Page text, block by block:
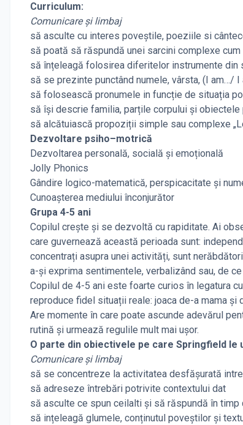
Curriculum:
Comunicare și limbaj
să asculte cu interes poveștile, poeziile si
să poată să răspundă unei sarcini complexe
să înțeleagă folosirea diferitelor instrumente din
să se prezinte punctând numele, vârsta, (I am…/ I
să folosească pronumele in funcție de situația
să își descrie familia, parțile corpului și
să alcătuiască propoziții simple sau complexe
Dezvoltare psiho–motrică
Dezvoltarea personală, socială și emoțională
Jolly Phonics
Gândire logico-matematică, perspicacitate și
Cunoașterea mediului înconjurător
Grupa 4-5 ani
Copilul crește și se dezvoltă cu rapiditate. Ai
care guvernează această perioada sunt:
concentrați asupra unei activități, sunt
a-și exprima sentimentele, verbalizând sau, de
Copilul de 4-5 ani este foarte curios în legatura
reproduce fidel situații reale: joaca de-a mama și
Are momente în care poate ascunde adevărul
rutină și urmează regulile mult mai ușor.
O parte din obiectivele pe care Springfield
Comunicare și limbaj
să se concentreze la activitatea desfășurată
să adreseze întrebări potrivite contextului dat
să asculte ce spun ceilalti și să răspundă în
să ințeleagă glumele, conținutul poveștilor și